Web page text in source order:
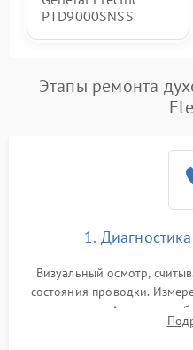
PTD9000SNSS
Этапы ремонта
1.
Визуальный осмотр,
состояния проводки.
колодке. Анализ
конвекцией, панелью